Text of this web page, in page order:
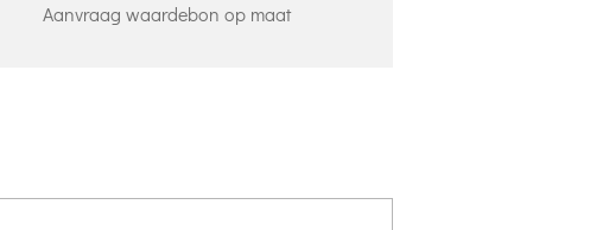
Aanvraag waardebon op maat